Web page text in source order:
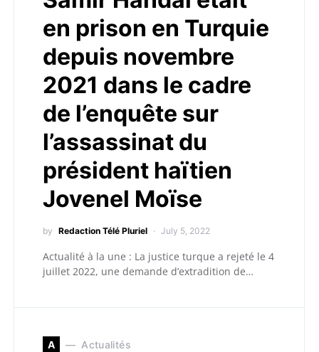
en prison en Turquie
depuis novembre
2021 dans le cadre
de l’enquête sur
l’assassinat du
président haïtien
Jovenel Moïse
by Redaction Télé Pluriel July 5, 2022
Actualité à la une : La justice turque a rejeté le 4
juillet 2022, une demande d’extradition de…
A Actualités